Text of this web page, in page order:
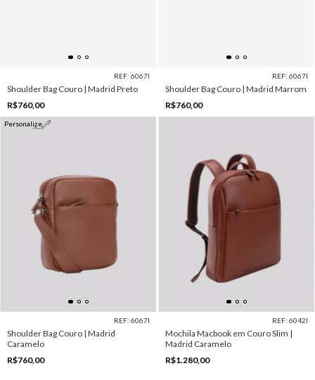
REF: 6067I
Shoulder Bag Couro | Madrid Preto
R$760,00
REF: 6067I
Shoulder Bag Couro | Madrid Marrom
R$760,00
Personalize
REF: 6067I
Shoulder Bag Couro | Madrid
Caramelo
R$760,00
REF: 6042I
Mochila Macbook em Couro Slim |
Madrid Caramelo
R$1.280,00